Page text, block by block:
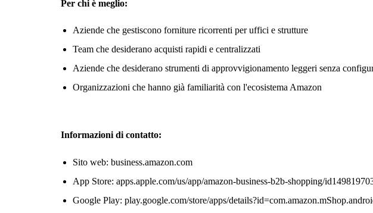
Per chi è meglio:
Aziende che gestiscono forniture ricorrenti per uffici e strutture
Team che desiderano acquisti rapidi e centralizzati
Aziende che desiderano strumenti di approvvigionamento leggeri senza
Organizzazioni che hanno già familiarità con l'ecosistema Amazon
Informazioni di contatto:
Sito web: business.amazon.com
App Store: apps.apple.com/us/app/amazon-business-b2b-shopping/
Google Play: play.google.com/store/apps/